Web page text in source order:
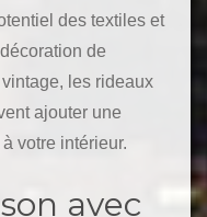
des textiles et
de
les rideaux
ajouter une
votre intérieur.
avec